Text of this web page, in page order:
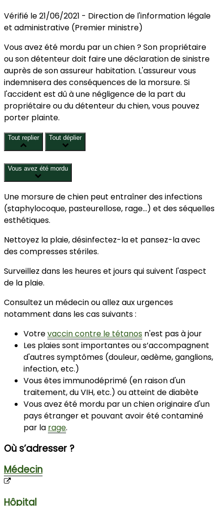
Vérifié le 21/06/2021 - Direction de l'information légale
et administrative (Premier ministre)
Vous avez été mordu par un chien ? Son propriétaire
ou son détenteur doit faire une déclaration de sinistre
auprès de son assureur habitation. L'assureur vous
indemnisera des conséquences de la morsure. Si
l'accident est dû à une négligence de la part du
propriétaire ou du détenteur du chien, vous pouvez
porter plainte.
Tout replier Tout déplier
Vous avez été mordu
Une morsure de chien peut entraîner des infections
(staphylocoque, pasteurellose, rage...) et des séquelles
esthétiques.
Nettoyez la plaie, désinfectez-la et pansez-la avec
des compresses stériles.
Surveillez dans les heures et jours qui suivent l'aspect
de la plaie.
Consultez un médecin ou allez aux urgences
notamment dans les cas suivants :
Votrevaccin contre le tétanos n'est pas à jour
Les plaies sont importantes ou s’accompagnent
d'autres symptômes (douleur, œdème, ganglions,
infection, etc.)
Vous êtes immunodéprimé (en raison d'un
traitement, du VIH, etc.) ou atteint de diabète
Vous avez été mordu par un chien originaire d'un
pays étranger et pouvant avoir été contaminé
par la rage.
Où s’adresser ?
Médecin
Hôpital